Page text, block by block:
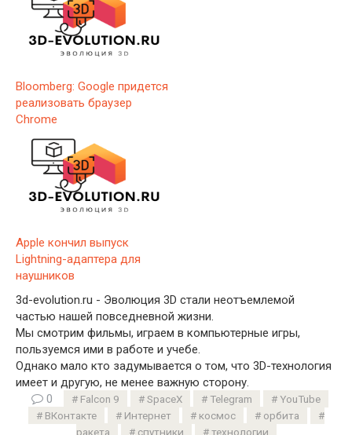
Bloomberg: Google придется
реализовать браузер
Chrome
Apple кончил выпуск
Lightning-адаптера для
наушников
3d-evolution.ru - Эволюция 3D стали неотъемлемой
частью нашей повседневной жизни.
Мы смотрим фильмы, играем в компьютерные игры,
пользуемся ими в работе и учебе.
Однако мало кто задумывается о том, что 3D-технология
имеет и другую, не менее важную сторону.
0
Falcon 9 SpaceX Telegram
YouTube
ВКонтакте
Интернет космос
орбита
ракета
спутники технологии